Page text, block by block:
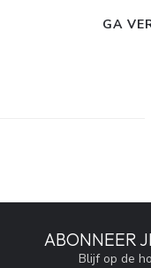
GA
ABONNEER
Blijf op de